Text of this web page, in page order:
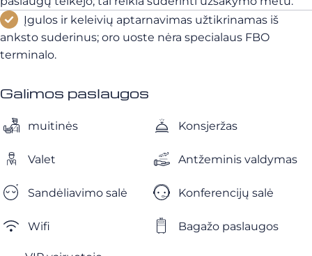
Įgulos ir keleivių aptarnavimas užtikrinamas iš
anksto suderinus; oro uoste nėra specialaus FBO
terminalo.
Galimos paslaugos
muitinės Konsjeržas
Valet Antžeminis valdymas
Sandėliavimo salė Konferencijų salė
Wifi Bagažo paslaugos